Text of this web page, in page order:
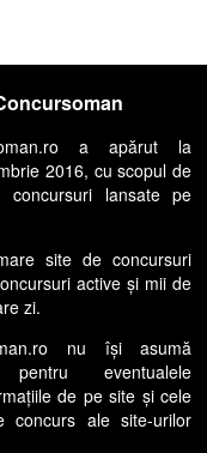
a apărut la
2016, cu scopul de
lansate pe
site de concursuri
active și mii de
zi.
nu își asumă
pentru eventualele
de pe site și cele
ale site-urilor